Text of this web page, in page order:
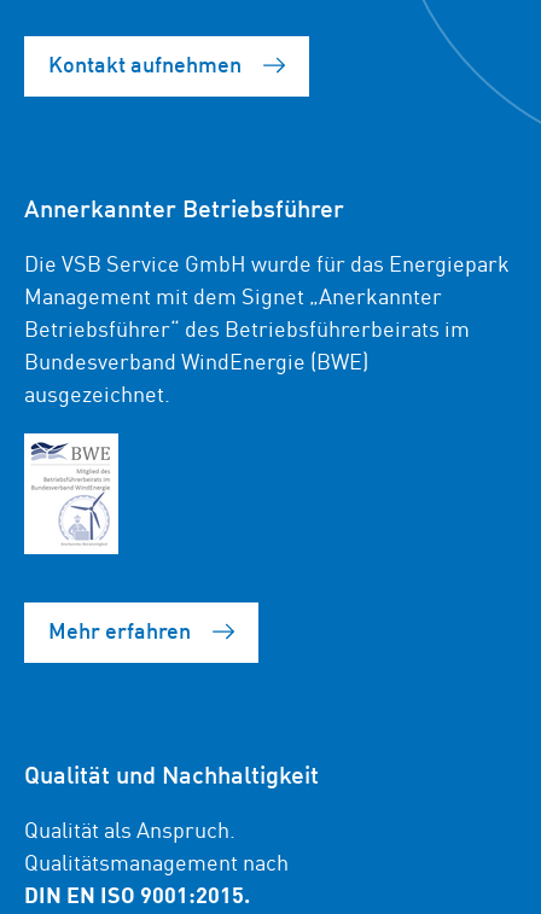
Kontakt aufnehmen
Annerkannter Betriebsführer
Die VSB Service GmbH wurde für das Energiepark
Management mit dem Signet „Anerkannter
Betriebsführer“ des Betriebsführerbeirats im
Bundesverband WindEnergie (BWE)
ausgezeichnet.
Mehr erfahren
Qualität und Nachhaltigkeit
Qualität als Anspruch.
Qualitätsmanagement nach
DIN EN ISO 9001:2015.